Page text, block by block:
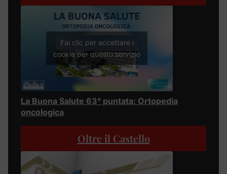
Fai clic per accettare i
cookie per questo servizio
La Buona Salute 63° puntata: Ortopedia
oncologica
Oltre il Castello